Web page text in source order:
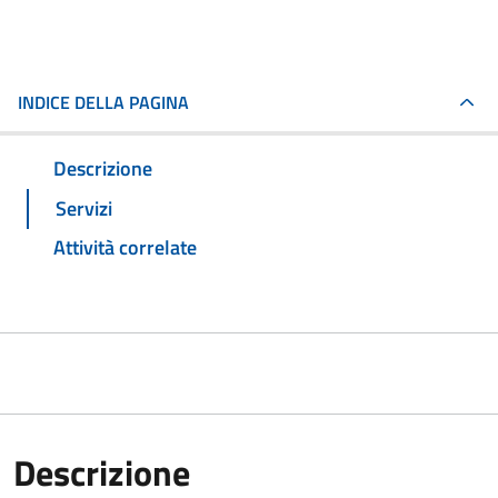
INDICE DELLA PAGINA
Descrizione
Servizi
Attività correlate
Descrizione